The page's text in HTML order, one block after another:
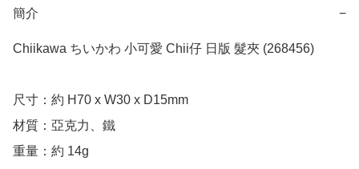
簡介 −
Chiikawa ちいかわ 小可愛 Chii仔 日版 髮夾 (268456)
尺寸：約 H70 x W30 x D15mm
材質：亞克力、鐵
重量：約 14g